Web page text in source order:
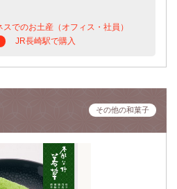
でのお土産（オフィス・社員）
JR長崎駅で購入
その他の和菓子